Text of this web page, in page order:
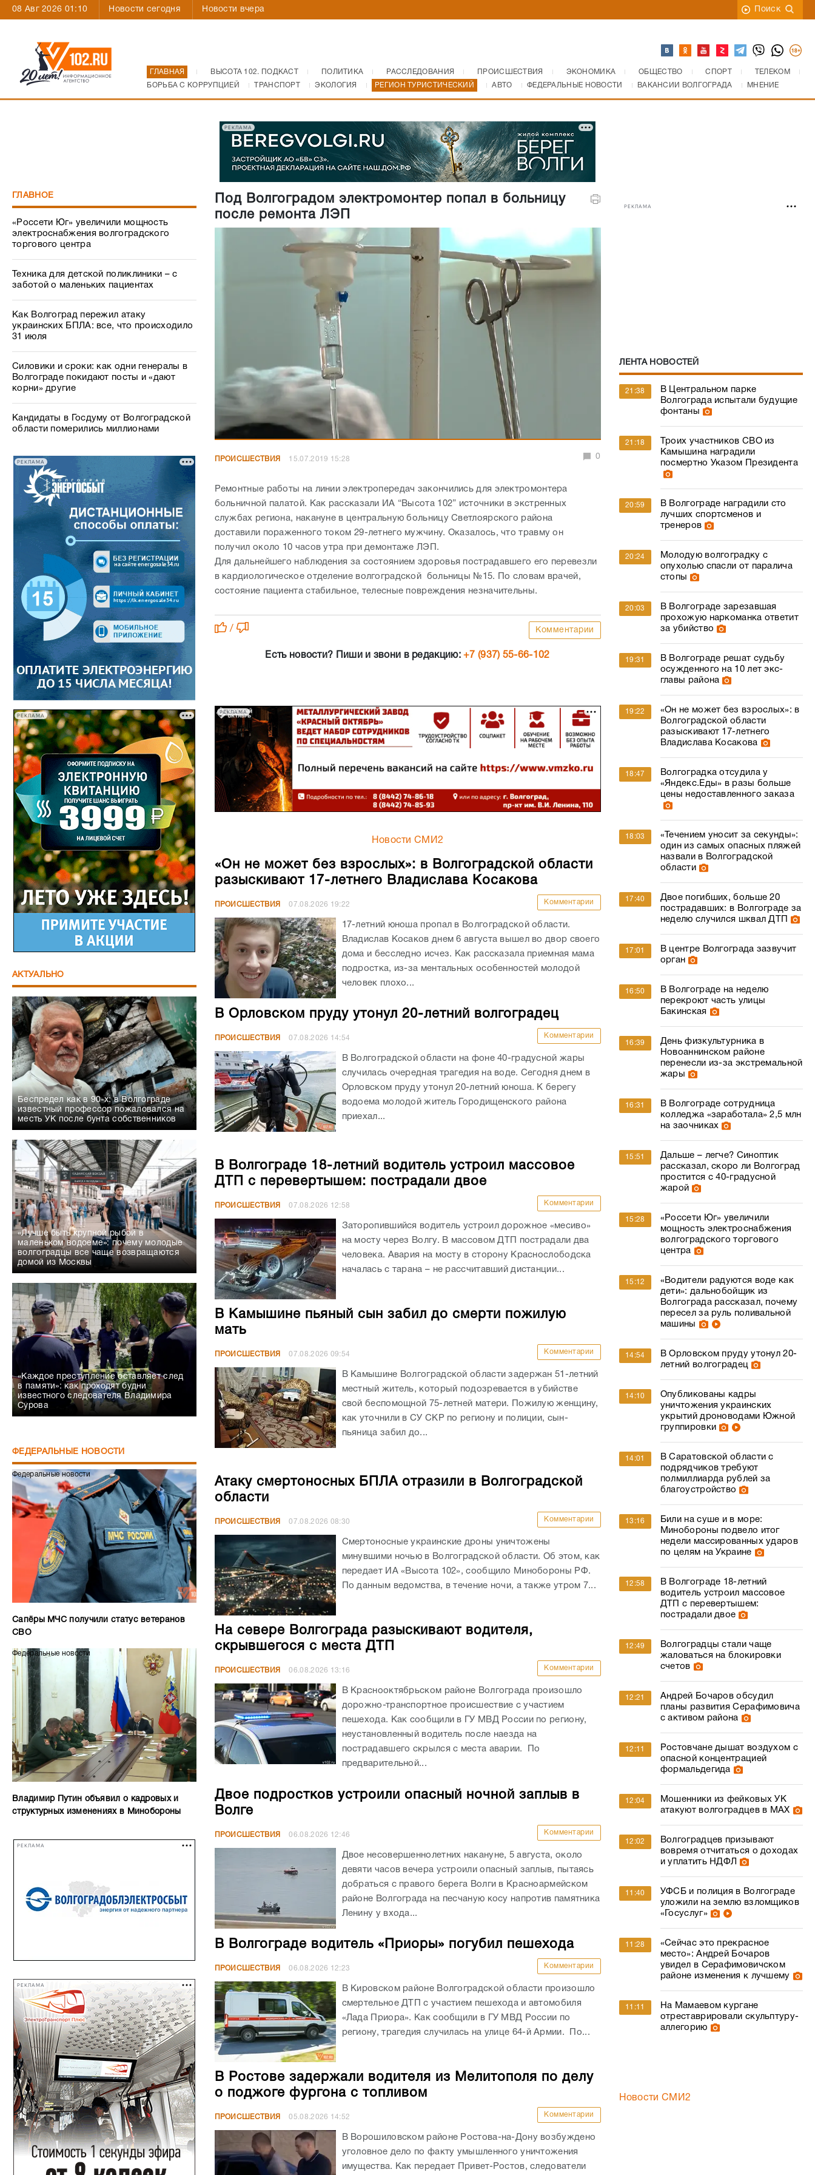
08 Авг 2026 01:10 Новости сегодня Новости вчера Поиск
ГЛАВНАЯ ВЫСОТА 102. ПОДКАСТ ПОЛИТИКА РАССЛЕДОВАНИЯ ПРОИСШЕСТВИЯ ЭКОНОМИКА ОБЩЕСТВО СПОРТ
ТЕЛЕКОМ
БОРЬБА С КОРРУПЦИЕЙ
ТРАНСПОРТ ЭКОЛОГИЯ РЕГИОН ТУРИСТИЧЕСКИЙ АВТО ФЕДЕРАЛЬНЫЕ НОВОСТИ ВАКАНСИИ ВОЛГОГРАДА МНЕНИЕ
РЕКЛАМА
ГЛАВНОЕ
«Россети Юг» увеличили мощность
электроснабжения волгоградского
торгового центра
Техника для детской поликлиники – с
заботой о маленьких пациентах
Как Волгоград пережил атаку
украинских БПЛА: все, что происходило
31 июля
Силовики и сроки: как одни генералы в
Волгограде покидают посты и «дают
корни» другие
Кандидаты в Госдуму от Волгоградской
области померились миллионами
РЕКЛАМА
РЕКЛАМА
АКТУАЛЬНО
Беспредел как в 90-х: в Волгограде
известный профессор пожаловался на
месть УК после бунта собственников
«Лучше быть крупной рыбой в
маленьком водоеме»: почему молодые
волгоградцы все чаще возвращаются
домой из Москвы
«Каждое преступление оставляет след
в памяти»: как проходят будни
известного следователя Владимира
Сурова
ФЕДЕРАЛЬНЫЕ НОВОСТИ
Федеральные новости
Сапёры МЧС получили статус ветеранов
СВО
Федеральные новости
Владимир Путин объявил о кадровых и
структурных изменениях в Минобороны
РЕКЛАМА
РЕКЛАМА
Под Волгоградом электромонтер попал в больницу
после ремонта ЛЭП
ПРОИСШЕСТВИЯ 15.07.2019 15:28 0
Ремонтные работы на линии электропередач закончились для электромонтера
больничной палатой. Как рассказали ИА “Высота 102” источники в экстренных
службах региона, накануне в центральную больницу Светлоярского района
доставили пораженного током 29-летнего мужчину. Оказалось, что травму он
получил около 10 часов утра при демонтаже ЛЭП.
Для дальнейшего наблюдения за состоянием здоровья пострадавшего его перевезли
в кардиологическое отделение волгоградской больницы №15. По словам врачей,
состояние пациента стабильное, телесные повреждения незначительны.
/ Комментарии
Есть новости? Пиши и звони в редакцию:+7 (937) 55-66-102
РЕКЛАМА
Новости СМИ2
«Он не может без взрослых»: в Волгоградской области
разыскивают 17-летнего Владислава Косакова
ПРОИСШЕСТВИЯ 07.08.2026 19:22 Комментарии
17-летний юноша пропал в Волгоградской области.
Владислав Косаков днем 6 августа вышел во двор своего
дома и бесследно исчез. Как рассказала приемная мама
подростка, из-за ментальных особенностей молодой
человек плохо...
В Орловском пруду утонул 20-летний волгоградец
ПРОИСШЕСТВИЯ 07.08.2026 14:54 Комментарии
В Волгоградской области на фоне 40-градусной жары
случилась очередная трагедия на воде. Сегодня днем в
Орловском пруду утонул 20-летний юноша. К берегу
водоема молодой житель Городищенского района
приехал...
В Волгограде 18-летний водитель устроил массовое
ДТП с перевертышем: пострадали двое
ПРОИСШЕСТВИЯ 07.08.2026 12:58 Комментарии
Заторопившийся водитель устроил дорожное «месиво»
на мосту через Волгу. В массовом ДТП пострадали два
человека. Авария на мосту в сторону Краснослободска
началась с тарана – не рассчитавший дистанции...
В Камышине пьяный сын забил до смерти пожилую
мать
ПРОИСШЕСТВИЯ 07.08.2026 09:54 Комментарии
В Камышине Волгоградской области задержан 51-летний
местный житель, который подозревается в убийстве
свой беспомощной 75-летней матери. Пожилую женщину,
как уточнили в СУ СКР по региону и полиции, сын-
пьяница забил до...
Атаку смертоносных БПЛА отразили в Волгоградской
области
ПРОИСШЕСТВИЯ 07.08.2026 08:30 Комментарии
Смертоносные украинские дроны уничтожены
минувшими ночью в Волгоградской области. Об этом, как
передает ИА «Высота 102», сообщило Минобороны РФ.
По данным ведомства, в течение ночи, а также утром 7...
На севере Волгограда разыскивают водителя,
скрывшегося с места ДТП
ПРОИСШЕСТВИЯ 06.08.2026 13:16 Комментарии
В Краснооктябрьском районе Волгограда произошло
дорожно-транспортное происшествие с участием
пешехода. Как сообщили в ГУ МВД России по региону,
неустановленный водитель после наезда на
пострадавшего скрылся с места аварии. По
предварительной...
Двое подростков устроили опасный ночной заплыв в
Волге
ПРОИСШЕСТВИЯ 06.08.2026 12:46 Комментарии
Двое несовершеннолетних накануне, 5 августа, около
девяти часов вечера устроили опасный заплыв, пытаясь
добраться с правого берега Волги в Красноармейском
районе Волгограда на песчаную косу напротив памятника
Ленину у входа...
В Волгограде водитель «Приоры» погубил пешехода
ПРОИСШЕСТВИЯ 06.08.2026 12:23 Комментарии
В Кировском районе Волгоградской области произошло
смертельное ДТП с участием пешехода и автомобиля
«Лада Приора». Как сообщили в ГУ МВД России по
региону, трагедия случилась на улице 64-й Армии. По...
В Ростове задержали водителя из Мелитополя по делу
о поджоге фургона с топливом
ПРОИСШЕСТВИЯ 05.08.2026 14:52 Комментарии
В Ворошиловском районе Ростова-на-Дону возбуждено
уголовное дело по факту умышленного уничтожения
имущества. Как передает Привет-Ростов, следователи
РЕКЛАМА
ЛЕНТА НОВОСТЕЙ
21:38
В Центральном парке
Волгограда испытали будущие
фонтаны
21:18
Троих участников СВО из
Камышина наградили
посмертно Указом Президента
20:59
В Волгограде наградили сто
лучших спортсменов и
тренеров
20:24
Молодую волгоградку с
опухолью спасли от паралича
стопы
20:03
В Волгограде зарезавшая
прохожую наркоманка ответит
за убийство
19:31
В Волгограде решат судьбу
осужденного на 10 лет экс-
главы района
19:22
«Он не может без взрослых»: в
Волгоградской области
разыскивают 17-летнего
Владислава Косакова
18:47
Волгоградка отсудила у
«Яндекс.Еды» в разы больше
цены недоставленного заказа
18:03
«Течением уносит за секунды»:
один из самых опасных пляжей
назвали в Волгоградской
области
17:40
Двое погибших, больше 20
пострадавших: в Волгограде за
неделю случился шквал ДТП
17:01
В центре Волгограда зазвучит
орган
16:50
В Волгограде на неделю
перекроют часть улицы
Бакинская
16:39
День физкультурника в
Новоаннинском районе
перенесли из-за экстремальной
жары
16:31
В Волгограде сотрудница
колледжа «заработала» 2,5 млн
на заочниках
15:51
Дальше – легче? Синоптик
рассказал, скоро ли Волгоград
простится с 40-градусной
жарой
15:28
«Россети Юг» увеличили
мощность электроснабжения
волгоградского торгового
центра
15:12
«Водители радуются воде как
дети»: дальнобойщик из
Волгограда рассказал, почему
пересел за руль поливальной
машины
14:54
В Орловском пруду утонул 20-
летний волгоградец
14:10
Опубликованы кадры
уничтожения украинских
укрытий дроноводами Южной
группировки
14:01
В Саратовской области с
подрядчиков требуют
полмиллиарда рублей за
благоустройство
13:16
Били на суше и в море:
Минобороны подвело итог
недели массированных ударов
по целям на Украине
12:58
В Волгограде 18-летний
водитель устроил массовое
ДТП с перевертышем:
пострадали двое
12:49
Волгоградцы стали чаще
жаловаться на блокировки
счетов
12:21
Андрей Бочаров обсудил
планы развития Серафимовича
с активом района
12:11
Ростовчане дышат воздухом с
опасной концентрацией
формальдегида
12:04
Мошенники из фейковых УК
атакуют волгоградцев в МАХ
12:02
Волгоградцев призывают
вовремя отчитаться о доходах
и уплатить НДФЛ
11:40
УФСБ и полиция в Волгограде
уложили на землю взломщиков
«Госуслуг»
11:28
«Сейчас это прекрасное
место»: Андрей Бочаров
увидел в Серафимовичском
районе изменения к лучшему
11:11
На Мамаевом кургане
отреставрировали скульптуру-
аллегорию
Новости СМИ2